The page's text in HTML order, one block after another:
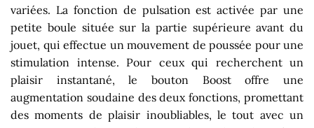
variées. La fonction de pulsation est activée par une
petite boule située sur la partie supérieure avant du
jouet, qui effectue un mouvement de poussée pour une
stimulation intense. Pour ceux qui recherchent un
plaisir instantané, le bouton Boost offre une
augmentation soudaine des deux fonctions, promettant
des moments de plaisir inoubliables, le tout avec un